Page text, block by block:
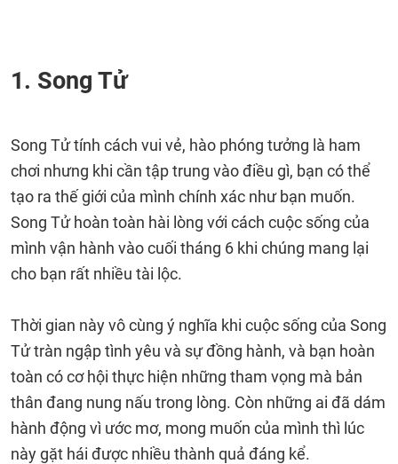
1. Song Tử
Song Tử tính cách vui vẻ, hào phóng tưởng là ham
chơi nhưng khi cần tập trung vào điều gì, bạn có thể
tạo ra thế giới của mình chính xác như bạn muốn.
Song Tử hoàn toàn hài lòng với cách cuộc sống của
mình vận hành vào cuối tháng 6 khi chúng mang lại
cho bạn rất nhiều tài lộc.
Thời gian này vô cùng ý nghĩa khi cuộc sống của Song
Tử tràn ngập tình yêu và sự đồng hành, và bạn hoàn
toàn có cơ hội thực hiện những tham vọng mà bản
thân đang nung nấu trong lòng. Còn những ai đã dám
hành động vì ước mơ, mong muốn của mình thì lúc
này gặt hái được nhiều thành quả đáng kể.